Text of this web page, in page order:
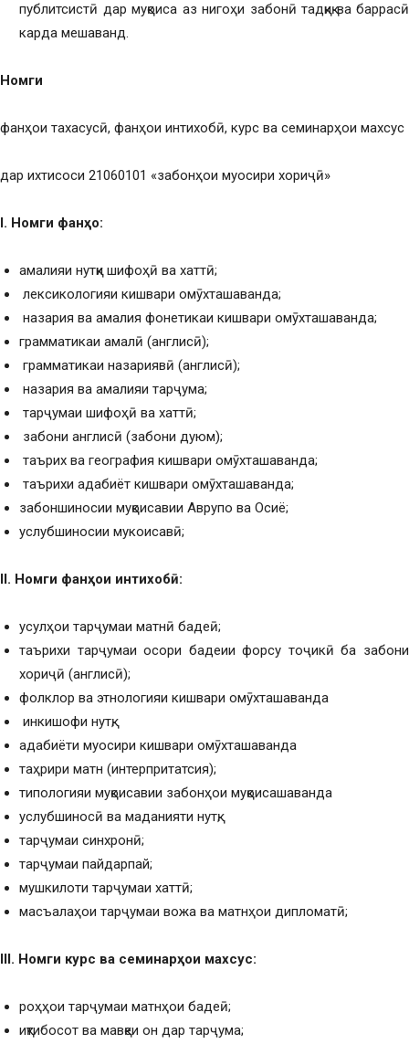
публитсистӣ дар муқоиса аз нигоҳи забонӣ тадқиқ ва баррасӣ
карда мешаванд.
Номги
фанҳои тахасусӣ, фанҳои интихобӣ, курс ва семинарҳои махсус
дар ихтисоси 21060101 «забонҳои муосири хориҷӣ»
I. Номги фанҳо:
амалияи нутқи шифоҳӣ ва хаттӣ;
лексикологияи кишвари омӯхташаванда;
назария ва амалия фонетикаи кишвари омӯхташаванда;
грамматикаи амалӣ (англисӣ);
грамматикаи назариявӣ (англисӣ);
назария ва амалияи тарҷума;
тарҷумаи шифоҳӣ ва хаттӣ;
забони англисӣ (забони дуюм);
таърих ва география кишвари омӯхташаванда;
таърихи адабиёт кишвари омӯхташаванда;
забоншиносии муқоисавии Аврупо ва Осиё;
услубшиносии мукоисавӣ;
II. Номги фанҳои интихобӣ:
усулҳои тарҷумаи матнӣ бадеӣ;
таърихи тарҷумаи осори бадеии форсу тоҷикӣ ба забони
хориҷӣ (англисӣ);
фолклор ва этнологияи кишвари омӯхташаванда
инкишофи нутқ;
адабиёти муосири кишвари омӯхташаванда
таҳрири матн (интерпритатсия);
типологияи муқоисавии забонҳои муқоисашаванда
услубшиносӣ ва маданияти нутқ;
тарҷумаи синхронӣ;
тарҷумаи пайдарпай;
мушкилоти тарҷумаи хаттӣ;
масъалаҳои тарҷумаи вожа ва матнҳои дипломатӣ;
III. Номги курс ва семинарҳои махсус:
роҳҳои тарҷумаи матнҳои бадеӣ;
иқтибосот ва мавқеи он дар тарҷума;